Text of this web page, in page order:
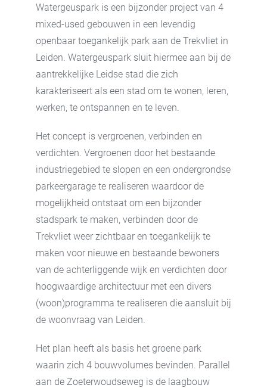
Watergeuspark is een bijzonder project van 4
mixed-used gebouwen in een levendig
openbaar toegankelijk park aan de Trekvliet in
Leiden. Watergeuspark sluit hiermee aan bij de
aantrekkelijke Leidse stad die zich
karakteriseert als een stad om te wonen, leren,
werken, te ontspannen en te leven.
Het concept is vergroenen, verbinden en
verdichten. Vergroenen door het bestaande
industriegebied te slopen en een ondergrondse
parkeergarage te realiseren waardoor de
mogelijkheid ontstaat om een bijzonder
stadspark te maken, verbinden door de
Trekvliet weer zichtbaar en toegankelijk te
maken voor nieuwe en bestaande bewoners
van de achterliggende wijk en verdichten door
hoogwaardige architectuur met een divers
(woon)programma te realiseren die aansluit bij
de woonvraag van Leiden.
Het plan heeft als basis het groene park
waarin zich 4 bouwvolumes bevinden. Parallel
aan de Zoeterwoudseweg is de laagbouw